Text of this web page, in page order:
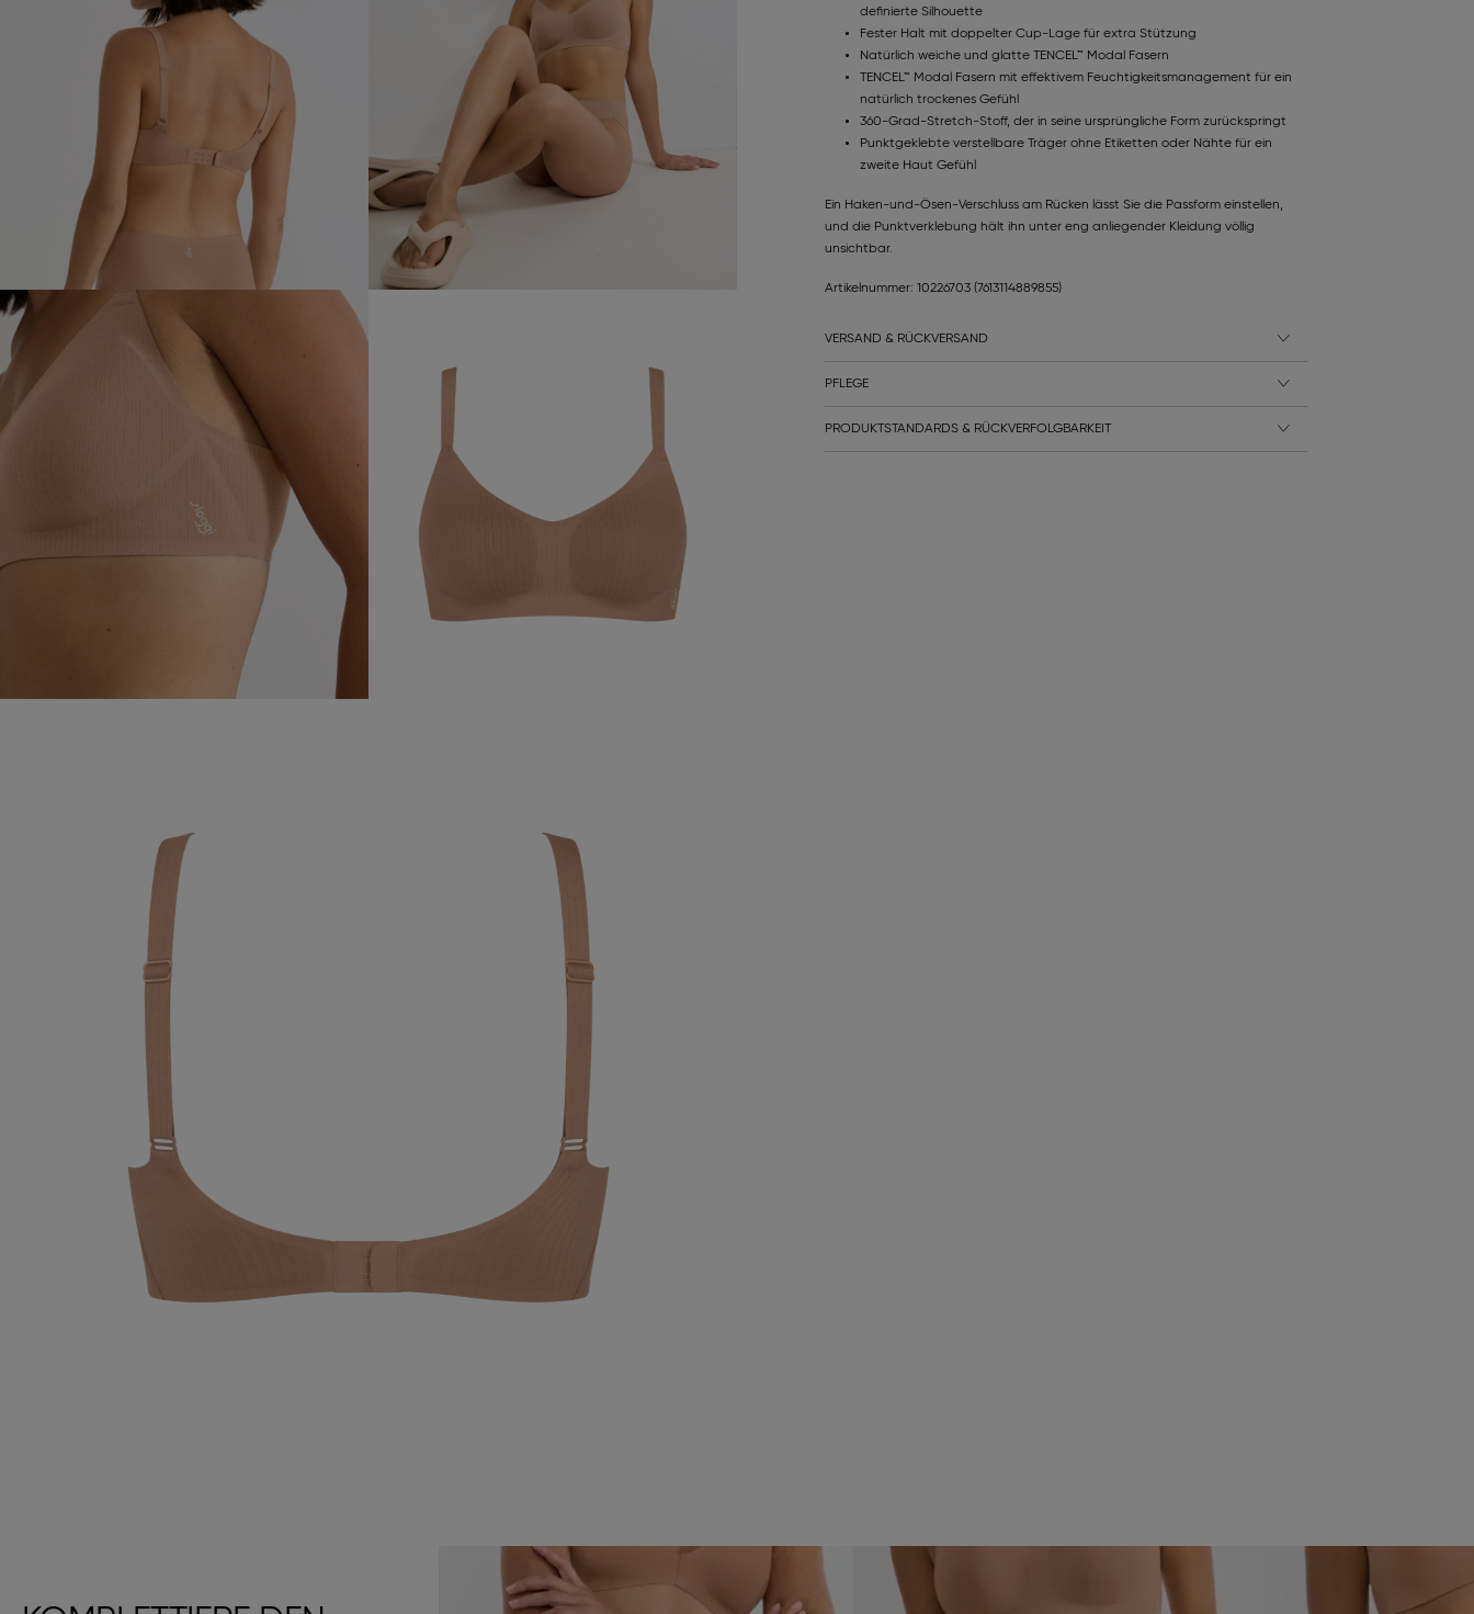
definierte Silhouette
Fester Halt mit doppelter Cup-Lage für extra Stützung
Natürlich weiche und glatte TENCEL™ Modal Fasern
TENCEL™ Modal Fasern mit effektivem Feuchtigkeitsmanagement für ein
natürlich trockenes Gefühl
360-Grad-Stretch-Stoff, der in seine ursprüngliche Form zurückspringt
Punktgeklebte verstellbare Träger ohne Etiketten oder Nähte für ein
zweite Haut Gefühl
Ein Haken-und-Ösen-Verschluss am Rücken lässt Sie die Passform einstellen,
und die Punktverklebung hält ihn unter eng anliegender Kleidung völlig
unsichtbar.
Artikelnummer: 10226703 (7613114889855)
VERSAND & RÜCKVERSAND
PFLEGE
PRODUKTSTANDARDS & RÜCKVERFOLGBARKEIT